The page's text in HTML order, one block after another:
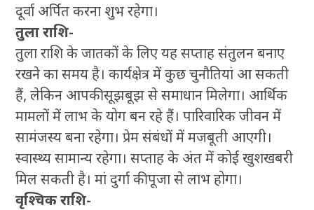
दूर्वा अर्पित करना शुभ रहेगा।
तुला राशि-
तुला राशि के जातकों के लिए यह सप्ताह संतुलन बनाए
रखने का समय है। कार्यक्षेत्र में कुछ चुनौतियां आ सकती
हैं, लेकिन आपकी सूझबूझ से समाधान मिलेगा। आर्थिक
मामलों में लाभ के योग बन रहे हैं। पारिवारिक जीवन में
सामंजस्य बना रहेगा। प्रेम संबंधों में मजबूती आएगी।
स्वास्थ्य सामान्य रहेगा। सप्ताह के अंत में कोई खुशखबरी
मिल सकती है। मां दुर्गा की पूजा से लाभ होगा।
वृश्चिक राशि-